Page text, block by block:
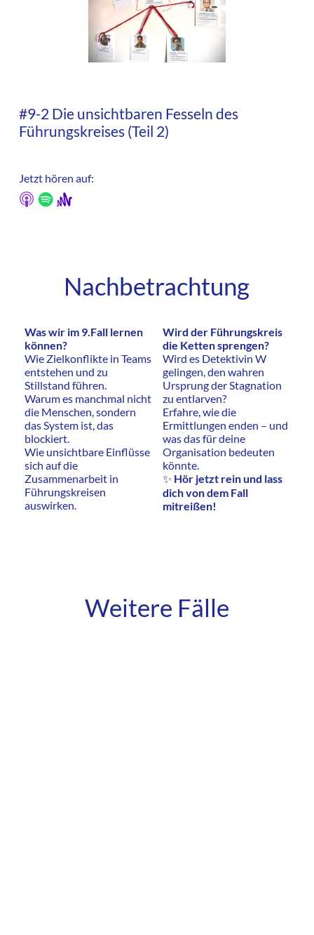
#9-2 Die unsichtbaren Fesseln des
Führungskreises (Teil 2)
Jetzt hören auf:
Nachbetrachtung
Was wir im 9.Fall lernen
können?
Wie Zielkonflikte in Teams
entstehen und zu
Stillstand führen.
Warum es manchmal nicht
die Menschen, sondern
das System ist, das
blockiert.
Wie unsichtbare Einflüsse
sich auf die
Zusammenarbeit in
Führungskreisen
auswirken.
Wird der Führungskreis
die Ketten sprengen?
Wird es Detektivin W
gelingen, den wahren
Ursprung der Stagnation
zu entlarven?
Erfahre, wie die
Ermittlungen enden – und
was das für deine
Organisation bedeuten
könnte.
✨ Hör jetzt rein und lass
dich von dem Fall
mitreißen!
Weitere Fälle